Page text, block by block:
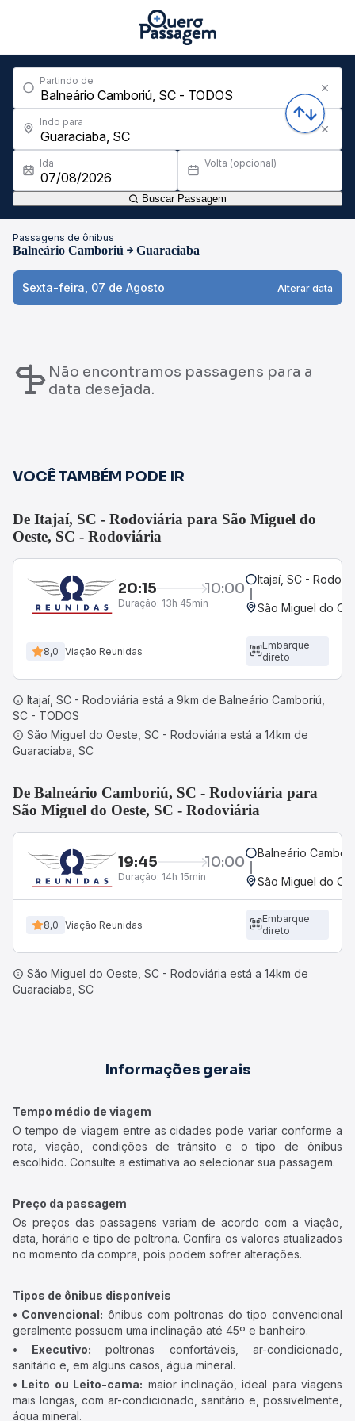
Partindo de
Indo para
Ida Volta (opcional)
Buscar Passagem
Passagens de ônibus
Balneário Camboriú Guaraciaba
Sexta-feira, 07 de Agosto Alterar data
Não encontramos passagens para a
data desejada.
VOCÊ TAMBÉM PODE IR
De Itajaí, SC - Rodoviária para São Miguel do
Oeste, SC - Rodoviária
20:15 10:00
Duração: 13h 45min
Itajaí, SC -
São Miguel do
8,0 Viação Reunidas
Embarque
direto
Itajaí, SC - Rodoviária está a 9km de Balneário Camboriú,
SC - TODOS
São Miguel do Oeste, SC - Rodoviária está a 14km de
Guaraciaba, SC
De Balneário Camboriú, SC - Rodoviária para
São Miguel do Oeste, SC - Rodoviária
19:45 10:00
Duração: 14h 15min
Balneário
São Miguel do
8,0 Viação Reunidas
Embarque
direto
São Miguel do Oeste, SC - Rodoviária está a 14km de
Guaraciaba, SC
Informações gerais
Tempo médio de viagem
O tempo de viagem entre as cidades pode variar conforme a
rota, viação, condições de trânsito e o tipo de ônibus
escolhido. Consulte a estimativa ao selecionar sua passagem.
Preço da passagem
Os preços das passagens variam de acordo com a viação,
data, horário e tipo de poltrona. Confira os valores atualizados
no momento da compra, pois podem sofrer alterações.
Tipos de ônibus disponíveis
• Convencional: ônibus com poltronas do tipo convencional
geralmente possuem uma inclinação até 45º e banheiro.
• Executivo: poltronas confortáveis, ar-condicionado,
sanitário e, em alguns casos, água mineral.
• Leito ou Leito-cama: maior inclinação, ideal para viagens
mais longas, com ar-condicionado, sanitário e, possivelmente,
água mineral.